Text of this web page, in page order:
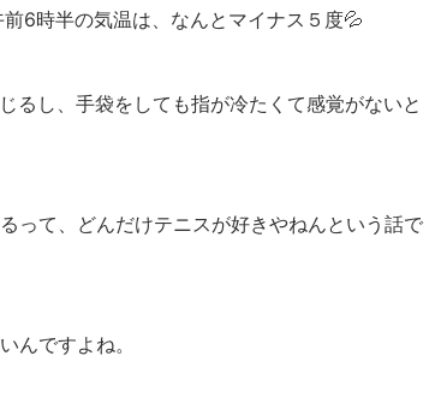
6時半の気温は、なんとマイナス５度💦
し、手袋をしても指が冷たくて感覚がないと
って、どんだけテニスが好きやねんという話で
んですよね。